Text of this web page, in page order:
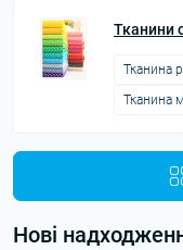
Тканини
Тканина
Тканина
Нові